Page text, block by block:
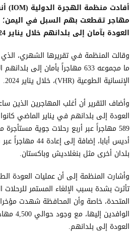
مهاجر تقطعت بهم السبل في اليمن؛
العودة بآمان إلى بلدانهم خلال يناير 2024.
وقالت المنظمة في تقريرها الشهري، الذي
ما مجموعه 633 مهاجراً بأمان إلى
الإنسانية الطوعية (VHR)، خلال يناير 2024.
وأضاف التقرير أن أغلب المهاجرين الذين
العودة إلى بلدانهم في يناير الماضي
589 مهاجراً عبر أربع رحلات جوية
أديس أبابا، إضافة
بلدان أخرى مثل بنغلاديش وباكستان.
وأشارت المنظمة إلى أن عمليات العودة
تأثرت بشدة بسبب الإلغاء المستمر للرحلات
المتحدة، خاصة وأن المحافظة شهدت
العودة إلى بلدانهم.